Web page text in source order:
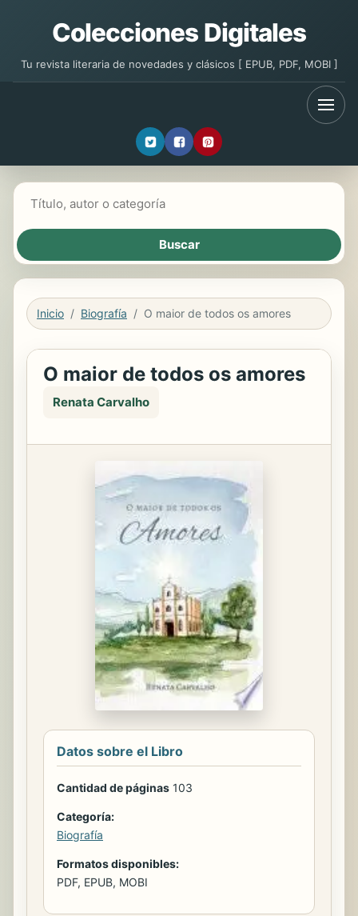
Colecciones Digitales
Tu revista literaria de novedades y clásicos [ EPUB, PDF, MOBI ]
Inicio Biografía O maior de todos os amores
O maior de todos os amores
Renata Carvalho
Datos sobre el Libro
Cantidad de páginas 103
Categoría:
Biografía
Formatos disponibles:
PDF, EPUB, MOBI